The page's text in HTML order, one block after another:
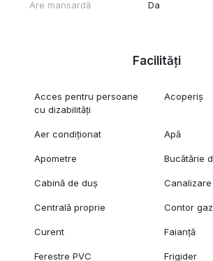
Are mansardă Da
Facilități
Acces pentru persoane
cu dizabilități
Acoperiș
Aer condiționat Apă
Apometre Bucătărie
Cabină de duș Canalizare
Centrală proprie Contor gaz
Curent Faianță
Ferestre PVC Frigider